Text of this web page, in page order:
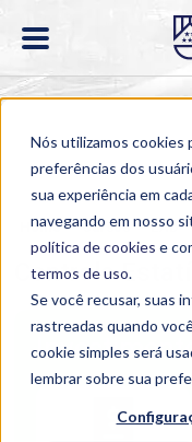
Nós utilizamos cookies
preferências dos
sua experiência em
navegando em nosso
política de cookies e
termos de uso.
Se você recusar, suas
rastreadas quando
cookie simples será
lembrar sobre sua
Home > Cursos > EAD
Controle